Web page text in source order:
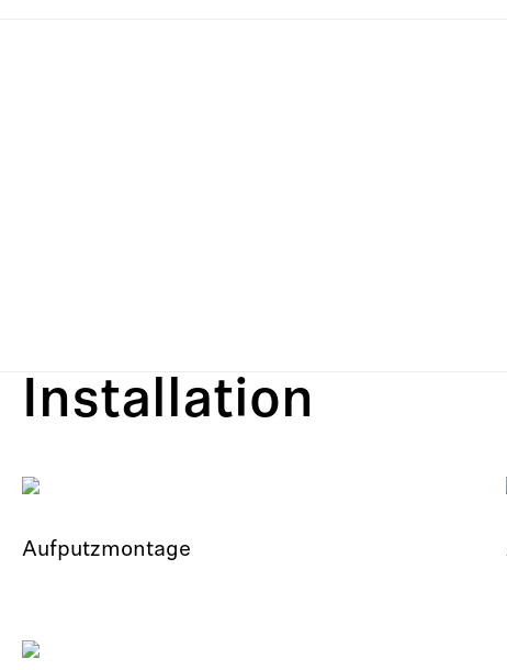
Installation
Aufputzmontage